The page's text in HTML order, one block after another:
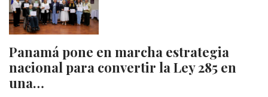
Panamá pone en marcha estrategia
nacional para convertir la Ley 285 en
una…